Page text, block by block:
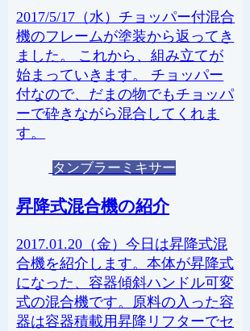
2017/5/17（水）チョッパー付混合
機のフレームが塗装から返ってき
ました。 これから、組み立てが
始まっていきます。 チョッパー
付なので、だまの物でもチョッパ
ーで砕きながら混合してくれま
す。
タンブラーミキサー
昇降式混合機の紹介
2017.01.20（金）今日は昇降式混
合機を紹介します。本体が昇降式
になった、容器傾斜ハンドル可変
式の混合機です。原料の入った容
器は容器積載用昇降リフターでセ